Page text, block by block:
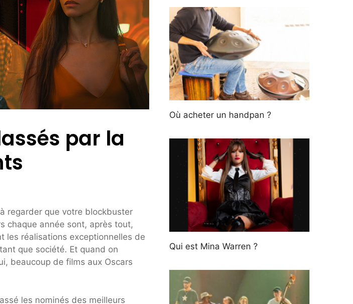
par la
regarder que votre blockbuster
chaque année sont, après tout,
les réalisations exceptionnelles de
que société. Et quand on
beaucoup de films aux Oscars
les nominés des meilleurs
Où acheter un handpan ?
Qui est Mina Warren ?